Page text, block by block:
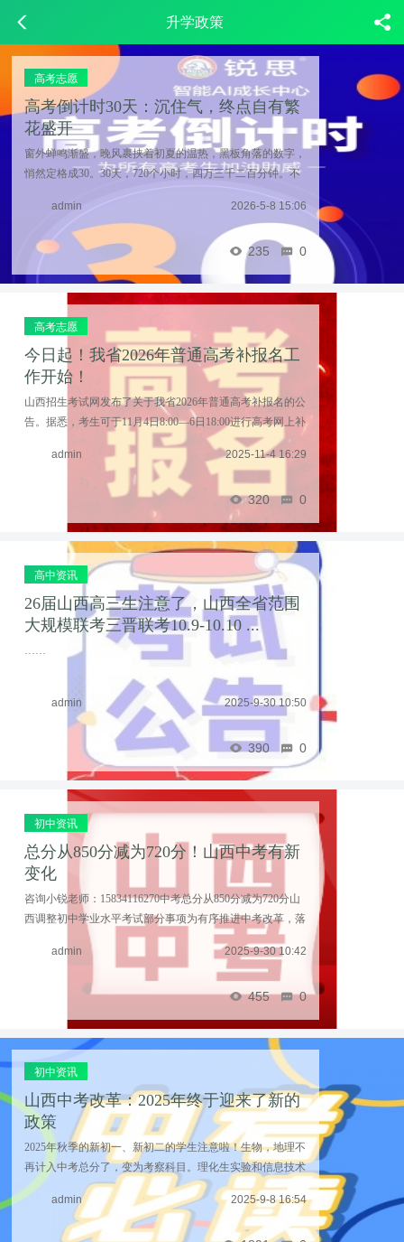
升学政策
高考志愿
高考倒计时30天：沉住气，终点自有繁
花盛开
窗外蝉鸣渐盛，晚风裹挟着初夏的温热，黑板角落的数字，
悄然定格成30。30天，720个小时，四万三千二百分钟。不
长，不足以推翻过往所有积淀；却也不短，足够稳住心态、
补齐短板，足够让所有默默的坚守，开出惊艳的花 ...……
admin 2026-5-8 15:06
235 0
高考志愿
今日起！我省2026年普通高考补报名工
作开始！
山西招生考试网发布了关于我省2026年普通高考补报名的公
告。据悉，考生可于11月4日8:00—6日18:00进行高考网上补
报名，11月7日18:00前到报名点（站）进行现场确认。 ...
admin 2025-11-4 16:29
320 0
高中资讯
26届山西高三生注意了，山西全省范围
大规模联考三晋联考10.9-10.10 ...
admin 2025-9-30 10:50
390 0
初中资讯
总分从850分减为720分！山西中考有新
变化
咨询小锐老师：15834116270中考总分从850分减为720分山
西调整初中学业水平考试部分事项为有序推进中考改革，落
实“双减”政策，近日，省教育厅发布《关于调整初中学业水
平考试部分事项的通知》（以下简称《通知》） ...……
admin 2025-9-30 10:42
455 0
初中资讯
山西中考改革：2025年终于迎来了新的
政策
2025年秋季的新初一、新初二的学生注意啦！生物，地理不
再计入中考总分了，变为考察科目。理化生实验和信息技术
也退出了中考舞台。中考总分从850分调整到了720分，分别
是语数英各120分，历史和政治合起来150分，物理 ...……
admin 2025-9-8 16:54